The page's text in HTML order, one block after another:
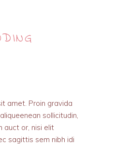
amet. Proin gravida
sollicitudin,
auct or, nisi elit
sagittis sem nibh idi